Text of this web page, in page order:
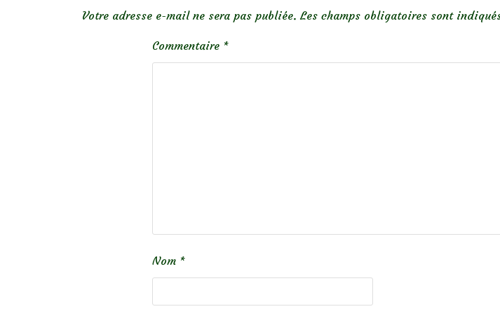
Votre adresse e-mail ne sera pas publiée. Les champs obligatoires sont
Commentaire *
Nom *